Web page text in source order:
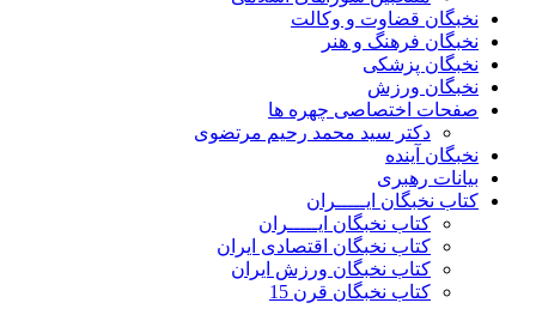
نخبگان قضاوت و وکالت
نخبگان فرهنگ و هنر
نخبگان پزشکی
نخبگان ورزش
صفحات اختصاصی چهره ها
دکتر سید محمد رحیم مرتضوی
نخبگان آینده
بیانات رهبری
کتاب نخبگان ایـــــران
کتاب نخبگان ایـــــران
کتاب نخبگان اقتصادی ایران
کتاب نخبگان ورزش ایران
کتاب نخبگان قرن 15